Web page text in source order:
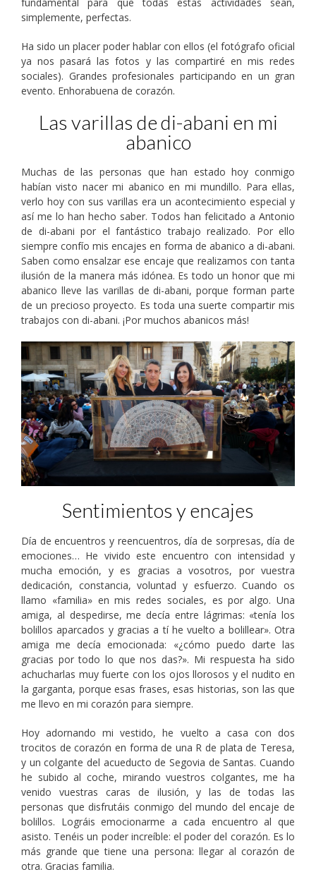
simplemente, perfectas.
Ha sido un placer poder hablar con ellos (el fotógrafo oficial
ya nos pasará las fotos y las compartiré en mis redes
sociales). Grandes profesionales participando en un gran
evento. Enhorabuena de corazón.
Las varillas de di-abani en mi
abanico
Muchas de las personas que han estado hoy conmigo
habían visto nacer mi abanico en mi mundillo. Para ellas,
verlo hoy con sus varillas era un acontecimiento especial y
así me lo han hecho saber. Todos han felicitado a Antonio
de di-abani por el fantástico trabajo realizado. Por ello
siempre confío mis encajes en forma de abanico a di-abani.
Saben como ensalzar ese encaje que realizamos con tanta
ilusión de la manera más idónea. Es todo un honor que mi
abanico lleve las varillas de di-abani, porque forman parte
de un precioso proyecto. Es toda una suerte compartir mis
trabajos con di-abani. ¡Por muchos abanicos más!
Sentimientos y encajes
Día de encuentros y reencuentros, día de sorpresas, día de
emociones… He vivido este encuentro con intensidad y
mucha emoción, y es gracias a vosotros, por vuestra
dedicación, constancia, voluntad y esfuerzo. Cuando os
llamo «familia» en mis redes sociales, es por algo. Una
amiga, al despedirse, me decía entre lágrimas: «tenía los
bolillos aparcados y gracias a tí he vuelto a bolillear». Otra
amiga me decía emocionada: «¿cómo puedo darte las
gracias por todo lo que nos das?». Mi respuesta ha sido
achucharlas muy fuerte con los ojos llorosos y el nudito en
la garganta, porque esas frases, esas historias, son las que
me llevo en mi corazón para siempre.
Hoy adornando mi vestido, he vuelto a casa con dos
trocitos de corazón en forma de una R de plata de Teresa,
y un colgante del acueducto de Segovia de Santas. Cuando
he subido al coche, mirando vuestros colgantes, me ha
venido vuestras caras de ilusión, y las de todas las
personas que disfrutáis conmigo del mundo del encaje de
bolillos. Lográis emocionarme a cada encuentro al que
asisto. Tenéis un poder increíble: el poder del corazón. Es lo
más grande que tiene una persona: llegar al corazón de
otra. Gracias familia.